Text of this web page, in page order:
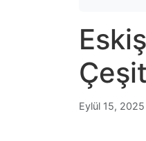
Eylül 15, 2025